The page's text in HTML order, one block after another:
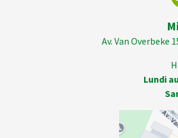
Av. Van Overbeke
Lundi